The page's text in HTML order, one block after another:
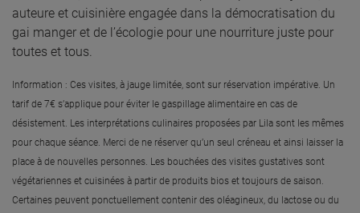
auteure et cuisinière engagée dans la démocratisation du
gai manger et de l’écologie pour une nourriture juste pour
toutes et tous.
Information : Ces visites, à jauge limitée, sont sur réservation impérative. Un
tarif de 7€ s’applique pour éviter le gaspillage alimentaire en cas de
désistement. Les interprétations culinaires proposées par Lila sont les mêmes
pour chaque séance. Merci de ne réserver qu’un seul créneau et ainsi laisser la
place à de nouvelles personnes. Les bouchées des visites gustatives sont
végétariennes et cuisinées à partir de produits bios et toujours de saison.
Certaines peuvent ponctuellement contenir des oléagineux, du lactose ou du